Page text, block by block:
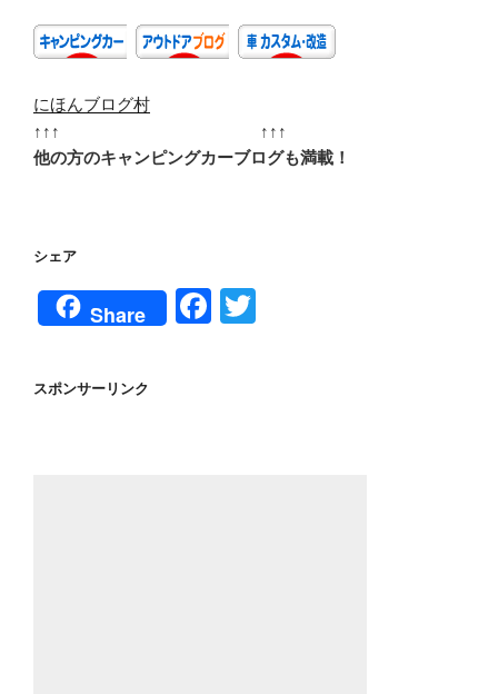
にほんブログ村
↑↑↑ ↑↑↑
他の方のキャンピングカーブログも満載！
シェア
Share
F
スポンサーリンク